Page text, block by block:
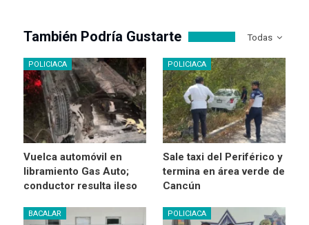
Todas
También Podría Gustarte
POLICIACA
Vuelca automóvil en
libramiento Gas Auto;
conductor resulta ileso
POLICIACA
Sale taxi del Periférico y
termina en área verde de
Cancún
BACALAR POLICIACA